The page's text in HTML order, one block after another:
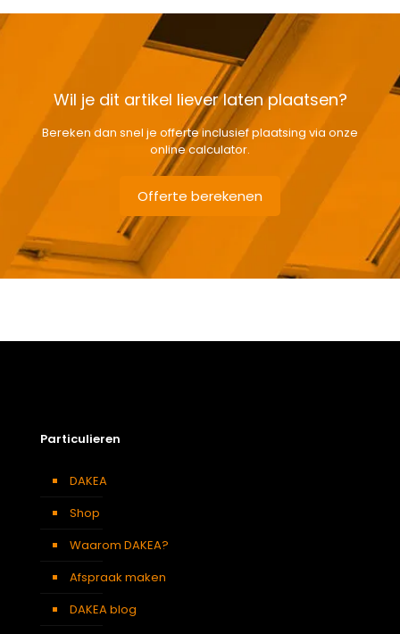
Wil je dit artikel liever laten plaatsen?
Bereken dan snel je offerte inclusief plaatsing via onze
online calculator.
Offerte berekenen
Kleur :
Verduisterend
gordijn
Particulieren
DAKEA
Shop
Waarom DAKEA?
Afspraak maken
DAKEA blog